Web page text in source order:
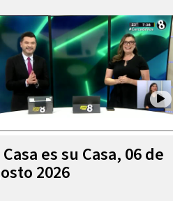
es su Casa, 06 de
2026